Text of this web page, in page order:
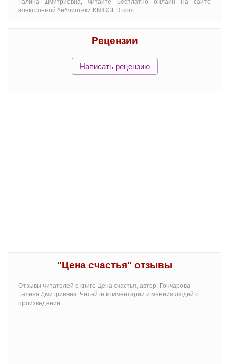
электронной библиотеки KNIGGER.com
Рецензии
Написать рецензию
"Цена счастья" отзывы
Отзывы читателей о книге Цена счастья, автор: Гончарова
Галина Дмитриевна. Читайте комментарии и мнения людей о
произведении.